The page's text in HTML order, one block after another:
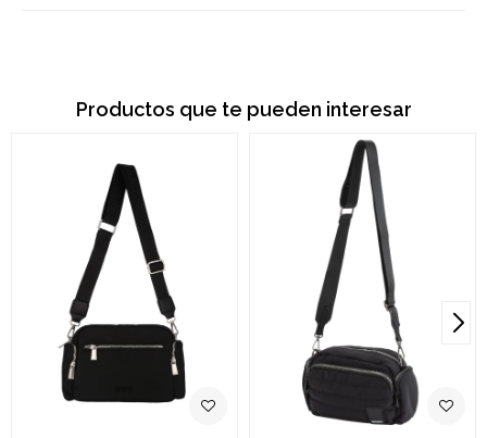
Productos que te pueden interesar